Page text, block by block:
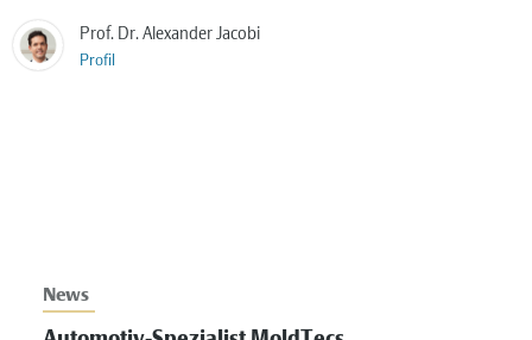
Prof. Dr. Alexander Jacobi
Profil
News